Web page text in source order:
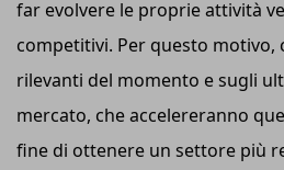
far evolvere le proprie attività
competitivi. Per questo motivo,
rilevanti del momento e sugli
mercato, che accelereranno
fine di ottenere un settore più